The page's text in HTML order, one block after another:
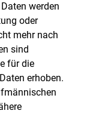
werden
oder
mehr nach
sind
für die
erhoben.